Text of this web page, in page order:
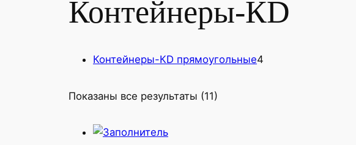
Контейнеры-КD
Контейнеры-КD прямоугольные4
Показаны все результаты (11)